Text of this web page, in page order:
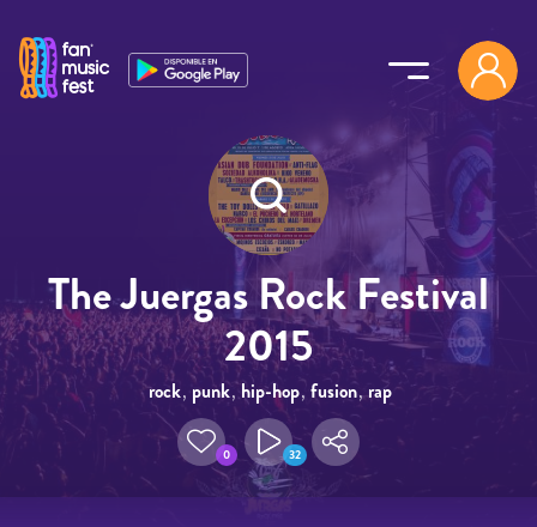
The Juergas Rock Festival
2015
rock, punk, hip-hop,fusion,rap
0 32